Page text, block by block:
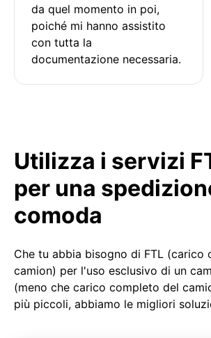
da quel momento in poi,
poiché mi hanno assistito
con tutta la
documentazione necessaria.
Utilizza i servizi
per una
comoda
Che tu abbia bisogno di FTL (carico
camion) per l'uso esclusivo di un
(meno che carico completo del
più piccoli, abbiamo le migliori